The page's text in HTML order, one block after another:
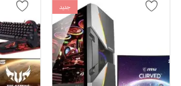
الرغبات
مركز المساعدة
جديد